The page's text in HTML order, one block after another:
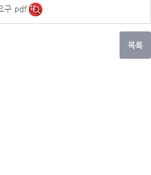
구.pdf